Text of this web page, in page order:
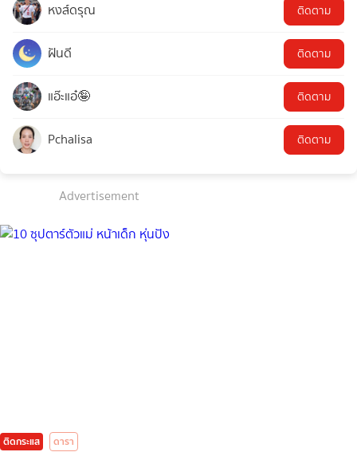
หงส์ดรุณ ติดตาม
ฝันดี ติดตาม
แอ๊ะแอ๋🤪 ติดตาม
Pchalisa ติดตาม
Advertisement
ติดกระแส ดารา